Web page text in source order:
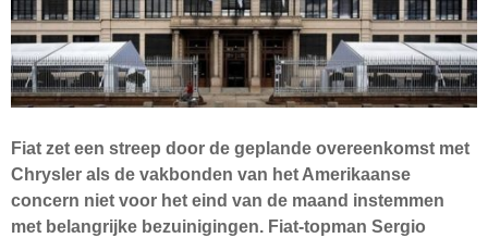
Fiat zet een streep door de geplande overeenkomst met
Chrysler als de vakbonden van het Amerikaanse
concern niet voor het eind van de maand instemmen
met belangrijke bezuinigingen. Fiat-topman Sergio